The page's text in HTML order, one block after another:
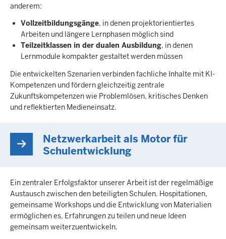
anderem:
Vollzeitbildungsgänge, in denen projektorientiertes
Arbeiten und längere Lernphasen möglich sind
Teilzeitklassen in der dualen Ausbildung, in denen
Lernmodule kompakter gestaltet werden müssen
Die entwickelten Szenarien verbinden fachliche Inhalte mit KI-
Kompetenzen und fördern gleichzeitig zentrale
Zukunftskompetenzen wie Problemlösen, kritisches Denken
und reflektierten Medieneinsatz.
Netzwerkarbeit als Motor für
Schulentwicklung
Ein zentraler Erfolgsfaktor unserer Arbeit ist der regelmäßige
Austausch zwischen den beteiligten Schulen. Hospitationen,
gemeinsame Workshops und die Entwicklung von Materialien
ermöglichen es, Erfahrungen zu teilen und neue Ideen
gemeinsam weiterzuentwickeln.